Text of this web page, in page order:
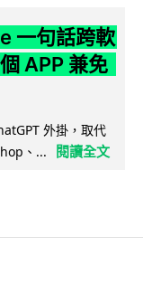
一句話跨軟
APP 兼免
外掛，取代
、...
閱讀全文